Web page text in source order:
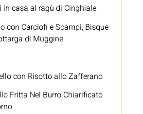
in casa al ragù di Cinghiale
con Carciofi e Scampi, Bisque
di Muggine
con Risotto allo Zafferano
Fritta Nel Burro Chiarificato